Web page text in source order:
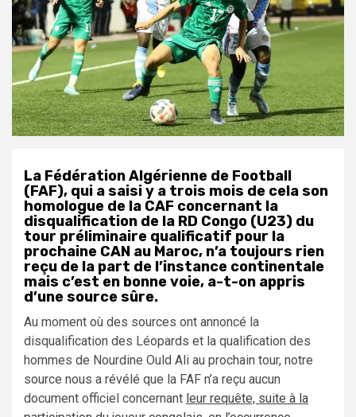
La Fédération Algérienne de Football
(FAF), qui a saisi y a trois mois de cela son
homologue de la CAF concernant la
disqualification de la RD Congo (U23) du
tour préliminaire qualificatif pour la
prochaine CAN au Maroc, n’a toujours rien
reçu de la part de l’instance continentale
mais c’est en bonne voie, a-t-on appris
d’une source sûre.
Au moment où des sources ont annoncé la
disqualification des Léopards et la qualification des
hommes de Nourdine Ould Ali au prochain tour, notre
source nous a révélé que la FAF n’a reçu aucun
document officiel concernant leur requête, suite à la